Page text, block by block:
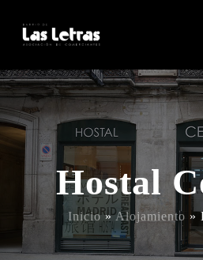
Hostal
Inicio»Alojamiento »